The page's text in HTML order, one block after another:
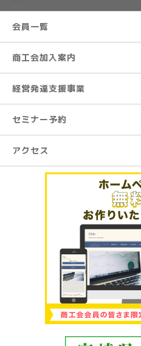
会員一覧
商工会加入案内
経営発達支援事業
セミナー予約
アクセス